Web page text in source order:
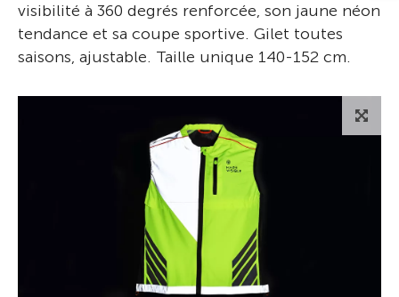
visibilité à 360 degrés renforcée, son jaune néon
tendance et sa coupe sportive. Gilet toutes
saisons, ajustable. Taille unique 140-152 cm.